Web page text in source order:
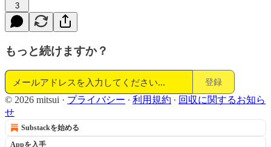
3
もっと続けますか？
登録
© 2026 mitsui · プライバシー ∙ 利用規約 ∙ 回収に関するお知ら
せ
Substackを始める
Appを入手